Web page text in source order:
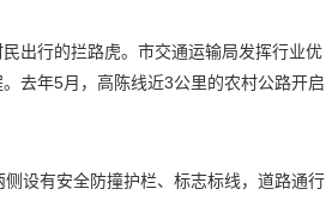
出行的拦路虎。市交通运输局发挥行业优
去年5月，高陈线近3公里的农村公路开启
设有安全防撞护栏、标志标线，道路通行